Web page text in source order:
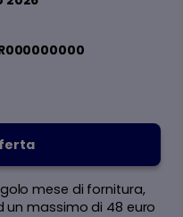
mese di fornitura,
un massimo di 48 euro